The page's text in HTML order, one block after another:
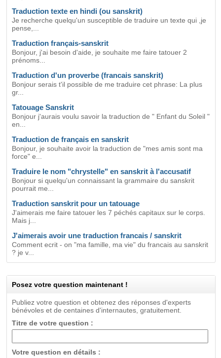
Traduction texte en hindi (ou sanskrit)
Je recherche quelqu'un susceptible de traduire un texte qui ,je
pense,...
Traduction français-sanskrit
Bonjour, j'ai besoin d'aide, je souhaite me faire tatouer 2
prénoms...
Traduction d'un proverbe (francais sanskrit)
Bonjour serais t'il possible de me traduire cet phrase: La plus
gr...
Tatouage Sanskrit
Bonjour j'aurais voulu savoir la traduction de " Enfant du Soleil "
en...
Traduction de français en sanskrit
Bonjour, je souhaite avoir la traduction de "mes amis sont ma
force" e...
Traduire le nom "chrystelle" en sanskrit à l'accusatif
Bonjour si quelqu'un connaissant la grammaire du sanskrit
pourrait me...
Traduction sanskrit pour un tatouage
J'aimerais me faire tatouer les 7 péchés capitaux sur le corps.
Mais j...
J'aimerais avoir une traduction francais / sanskrit
Comment ecrit - on "ma famille, ma vie" du francais au sanskrit
? je v...
Posez votre question maintenant !
Publiez votre question et obtenez des réponses d'experts
bénévoles et de centaines d'internautes, gratuitement.
Titre de votre question :
Votre question en détails :